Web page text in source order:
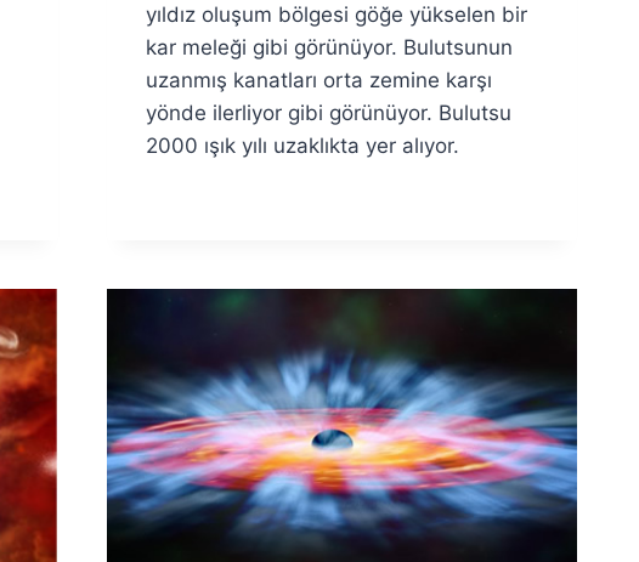
yıldız oluşum bölgesi göğe yükselen bir
kar meleği gibi görünüyor. Bulutsunun
uzanmış kanatları orta zemine karşı
yönde ilerliyor gibi görünüyor. Bulutsu
2000 ışık yılı uzaklıkta yer alıyor.